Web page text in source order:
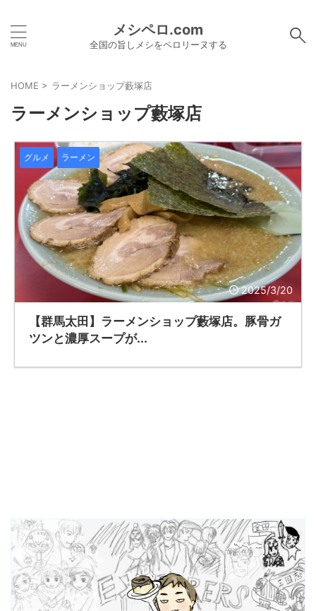
メシペロ.com
全国の旨しメシをペロリーヌする
HOME > ラーメンショップ藪塚店
ラーメンショップ藪塚店
2025/3/20
グルメ ラーメン
【群馬太田】ラーメンショップ藪塚店。豚骨ガ
ツンと濃厚スープが...